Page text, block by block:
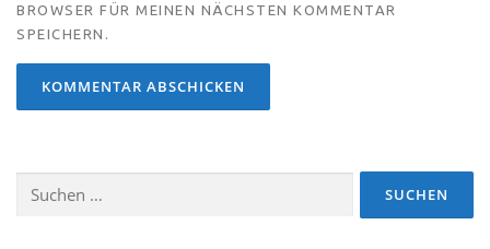
BROWSER FÜR MEINEN NÄCHSTEN KOMMENTAR
SPEICHERN.
Suchen